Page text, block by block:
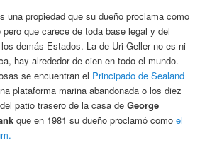
una propiedad que su dueño proclama como
que carece de toda base legal y del
demás Estados. La de Uri Geller no es ni
hay alrededor de cien en todo el mundo.
se encuentran el Principado de Sealand
plataforma marina abandonada o los diez
patio trasero de la casa deGeorge
que en 1981 su dueño proclamó comoel